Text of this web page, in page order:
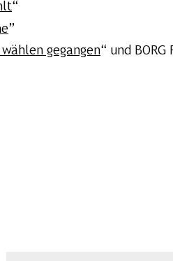
“
”
gegangen“ und